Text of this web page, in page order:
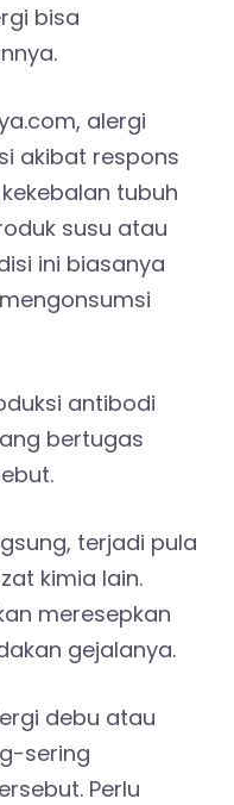
bisa
alergi
akibat respons
tubuh
susu atau
ini biasanya
antibodi
bertugas
terjadi pula
kimia lain.
meresepkan
gejalanya.
debu atau
sering
Perlu